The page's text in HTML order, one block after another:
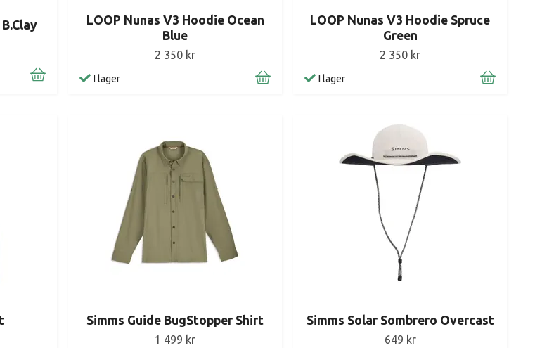
LOOP Nunas V3 Hoodie Ocean
Blue
2 350 kr
I lager
LOOP Nunas V3 Hoodie Spruce
Green
2 350 kr
I lager
Simms Guide BugStopper Shirt
1 499 kr
Simms Solar Sombrero Overcast
649 kr